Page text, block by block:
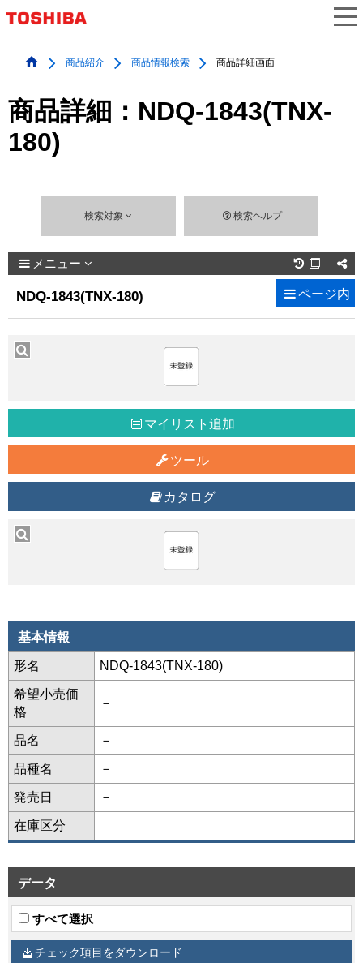
商品紹介 商品情報検索 商品詳細画面
商品詳細：NDQ-1843(TNX-
180)
検索対象 検索ヘルプ
メニュー 
NDQ-1843(TNX-180) ページ内
マイリスト追加
ツール
カタログ
基本情報
形名 NDQ-1843(TNX-180)
希望小売価
格
－
品名 －
品種名 －
発売日 －
在庫区分
データ
すべて選択
チェック項目をダウンロード